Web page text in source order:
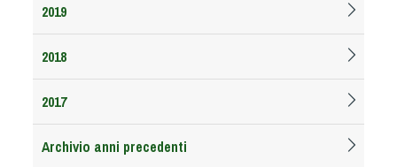
2019
2018
2017
Archivio anni precedenti
Albo Fornitori
Referenti e gruppi di lavoro regionali
Scuole Federali
Tecnici